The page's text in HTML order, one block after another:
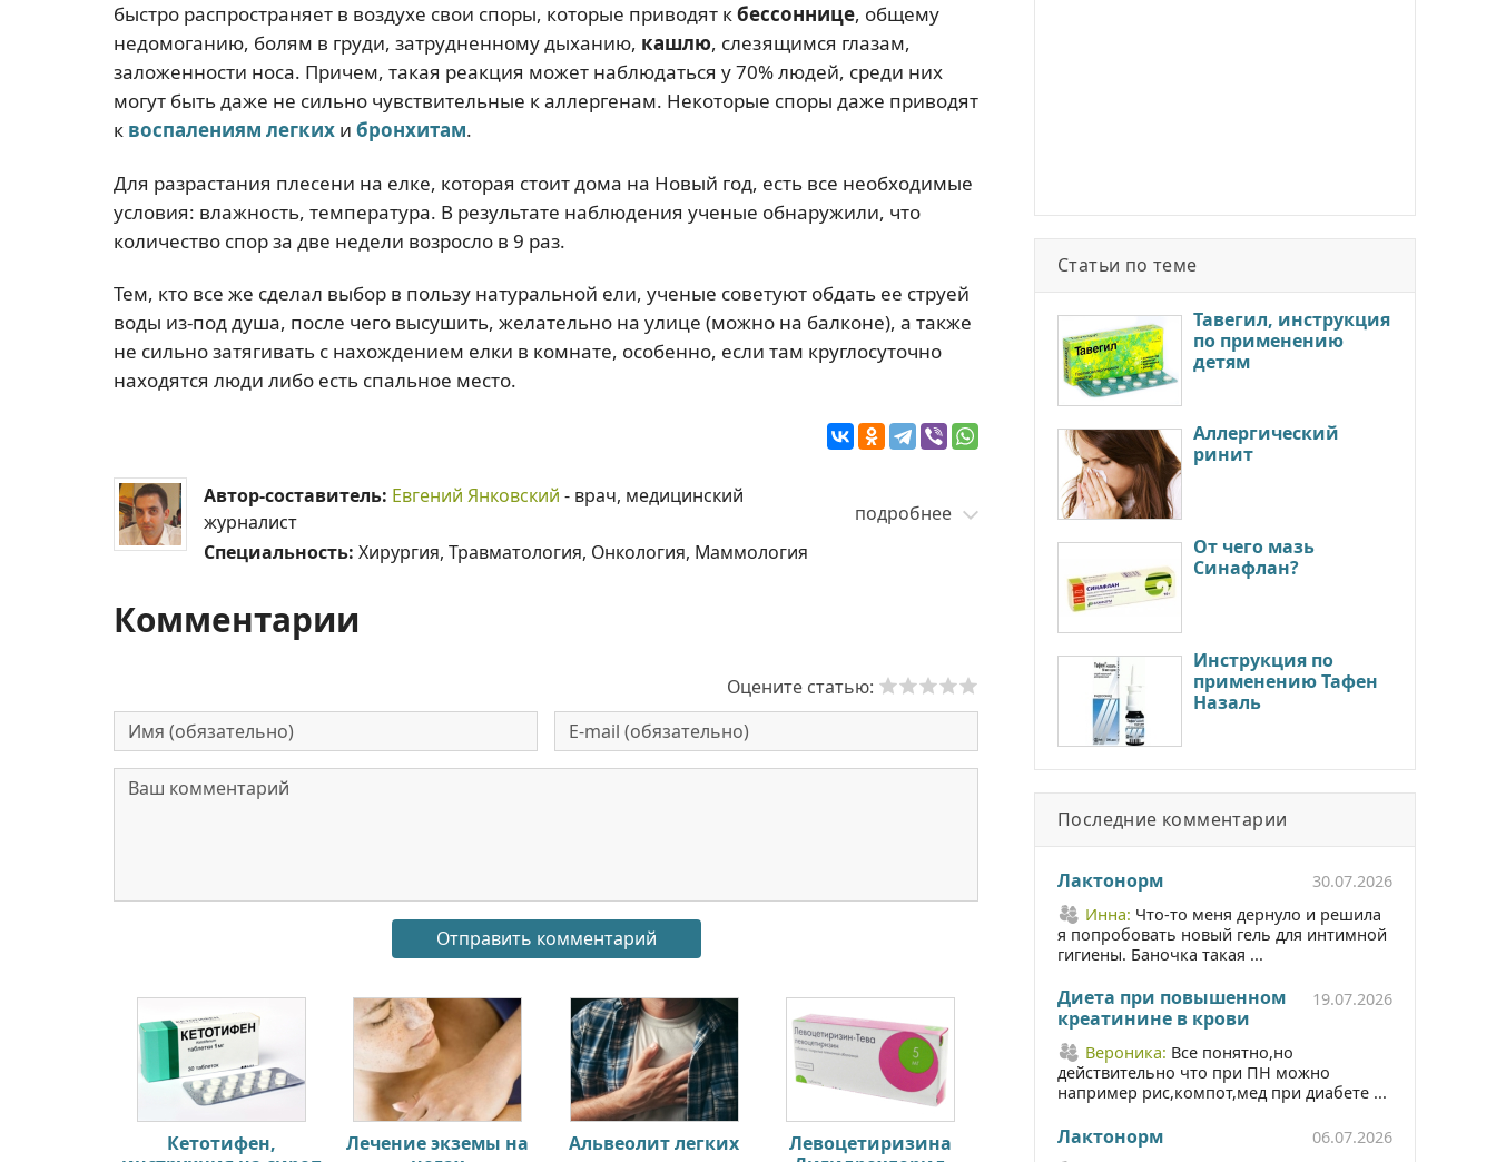
быстро распространяет в воздухе свои споры, которые приводят кбессоннице, общему
недомоганию, болям в груди, затрудненному дыханию, кашлю, слезящимся глазам,
заложенности носа. Причем, такая реакция может наблюдаться у 70% людей, среди них
могут быть даже не сильно чувствительные к аллергенам. Некоторые споры даже приводят
к воспалениям легких и бронхитам.
Для разрастания плесени на елке, которая стоит дома на Новый год, есть все необходимые
условия: влажность, температура. В результате наблюдения ученые обнаружили, что
количество спор за две недели возросло в 9 раз.
Тем, кто все же сделал выбор в пользу натуральной ели, ученые советуют обдать ее струей
воды из-под душа, после чего высушить, желательно на улице (можно на балконе), а также
не сильно затягивать с нахождением елки в комнате, особенно, если там круглосуточно
находятся люди либо есть спальное место.
Автор-составитель: Евгений Янковский - врач, медицинский
журналист
Специальность: Хирургия, Травматология, Онкология, Маммология
подробнее
Комментарии
Оцените статью:
Кетотифен,
Лечение экземы на
Альвеолит легких
Левоцетиризина
Статьи по теме
Тавегил, инструкция
по применению
детям
Аллергический
ринит
От чего мазь
Синафлан?
Инструкция по
применению Тафен
Назаль
Последние комментарии
Лактонорм
30.07.2026
Инна: Что-то меня дернуло и решила
я попробовать новый гель для интимной
гигиены. Баночка такая ...
Диета при повышенном
креатинине в крови
19.07.2026
Вероника: Все понятно,но
действительно что при ПН можно
например рис,компот,мед при диабете ...
Лактонорм
06.07.2026